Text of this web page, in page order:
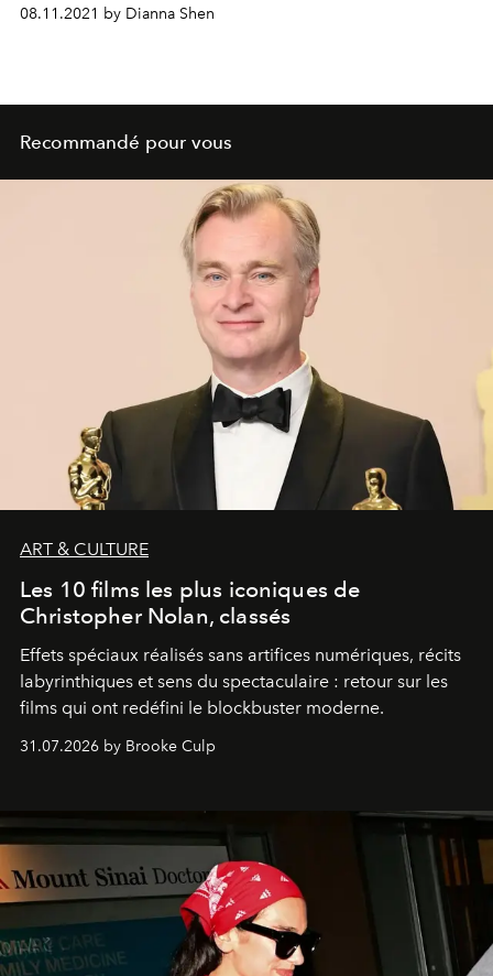
08.11.2021 by Dianna Shen
Recommandé pour vous
ART & CULTURE
Les 10 films les plus iconiques de
Christopher Nolan, classés
Effets spéciaux réalisés sans artifices numériques, récits
labyrinthiques et sens du spectaculaire : retour sur les
films qui ont redéfini le blockbuster moderne.
31.07.2026 by Brooke Culp